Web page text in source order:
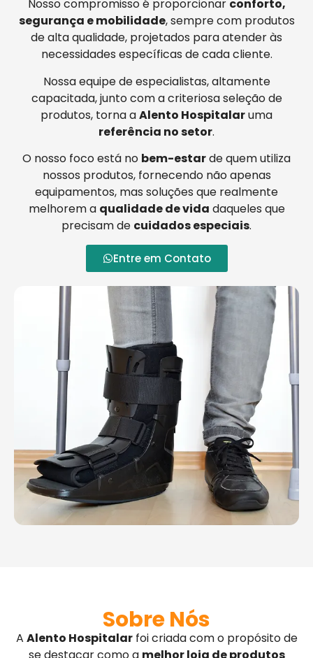
Nosso compromisso é proporcionar conforto,
segurança e mobilidade, sempre com produtos
de alta qualidade, projetados para atender às
necessidades específicas de cada cliente.
Nossa equipe de especialistas, altamente
capacitada, junto com a criteriosa seleção de
produtos, torna aAlento Hospitalaruma
referência no setor.
O nosso foco está no bem-estarde quem utiliza
nossos produtos, fornecendo não apenas
equipamentos, mas soluções que realmente
melhorem a qualidade de vida daqueles que
precisam de cuidados especiais.
Entre em Contato
Sobre Nós
A Alento Hospitalarfoi criada com o propósito de